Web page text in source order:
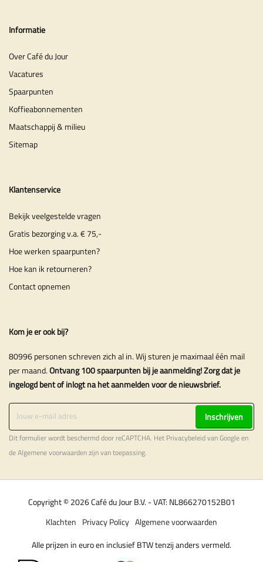
Informatie
Over Café du Jour
Vacatures
Spaarpunten
Koffieabonnementen
Maatschappij & milieu
Sitemap
Klantenservice
Bekijk veelgestelde vragen
Gratis bezorging v.a. € 75,-
Hoe werken spaarpunten?
Hoe kan ik retourneren?
Contact opnemen
Kom je er ook bij?
80996 personen schreven zich al in. Wij sturen je maximaal één mail
per maand.Ontvang 100 spaarpunten bij je aanmelding! Zorg dat je
ingelogd bent of inlogt na het aanmelden voor de nieuwsbrief.
Inschrijven
Dit formulier wordt beschermd door reCAPTCHA. Het Privacybeleidvan Google en
deAlgemene voorwaardenzijn van toepassing.
Copyright © 2026 Café du Jour B.V. - VAT: NL866270152B01
Algemene voorwaarden
Privacy Policy
Klachten
Alle prijzen in euro en inclusief BTW tenzij anders vermeld.